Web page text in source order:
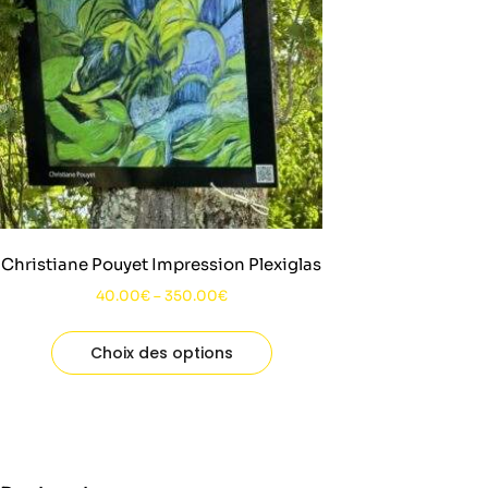
Christiane Pouyet Impression Plexiglas
40.00€–350.00€
Choix des options